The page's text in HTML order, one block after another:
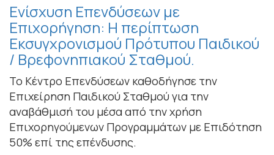
Ενίσχυση Επενδύσεων με
Επιχορήγηση: Η περίπτωση
Εκσυγχρονισμού Πρότυπου Παιδικού
/ Βρεφονηπιακού Σταθμού.
Το Κέντρο Επενδύσεων καθοδήγησε την
Επιχείρηση Παιδικού Σταθμού για την
αναβάθμισή του μέσα από την χρήση
Επιχορηγούμενων Προγραμμάτων με Επιδότηση
50% επί της επένδυσης.